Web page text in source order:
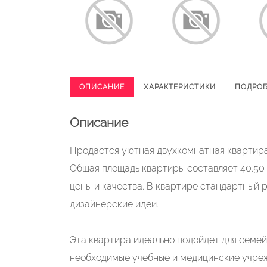
ОПИСАНИЕ ХАРАКТЕРИСТИКИ
Описание
Продается уютная двухкомнатная
Общая площадь квартиры составляет
цены и качества. В квартире стандартный
дизайнерские идеи.
Эта квартира идеально подойдет для
необходимые учебные и медицинские